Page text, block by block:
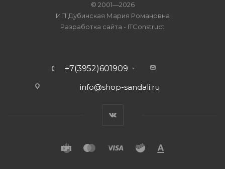
© 2001—2026
ИП Дубинская Мария Романовна
Разработка сайта - ITConstruct
+7(3952)601909
info@shop-sandali.ru